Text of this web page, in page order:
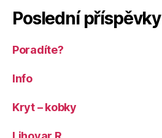
Poslední příspěvky
Poradíte?
Info
Kryt – kobky